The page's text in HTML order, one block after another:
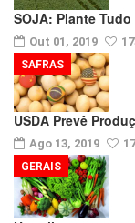
SOJA: Plante
Out 01, 2019
USDA Prevê
Ago 13, 2019
SAFRAS
GERAIS